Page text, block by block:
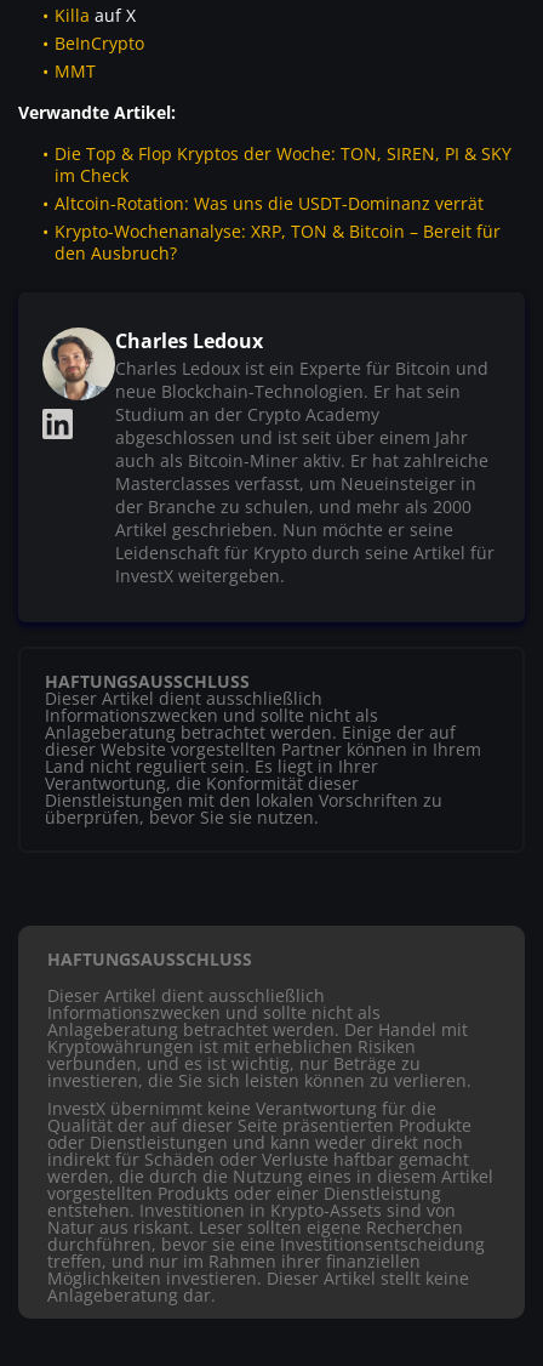
Killa auf X
BeInCrypto
MMT
Verwandte Artikel:
Die Top & Flop Kryptos der Woche: TON, SIREN, PI & SKY
im Check
Altcoin-Rotation: Was uns die USDT-Dominanz verrät
Krypto-Wochenanalyse: XRP, TON & Bitcoin – Bereit für
den Ausbruch?
Charles Ledoux
Charles Ledoux ist ein Experte für Bitcoin und
neue Blockchain-Technologien. Er hat sein
Studium an der Crypto Academy
abgeschlossen und ist seit über einem Jahr
auch als Bitcoin-Miner aktiv. Er hat zahlreiche
Masterclasses verfasst, um Neueinsteiger in
der Branche zu schulen, und mehr als 2000
Artikel geschrieben. Nun möchte er seine
Leidenschaft für Krypto durch seine Artikel für
InvestX weitergeben.
HAFTUNGSAUSSCHLUSS
Dieser Artikel dient ausschließlich
Informationszwecken und sollte nicht als
Anlageberatung betrachtet werden. Einige der auf
dieser Website vorgestellten Partner können in Ihrem
Land nicht reguliert sein. Es liegt in Ihrer
Verantwortung, die Konformität dieser
Dienstleistungen mit den lokalen Vorschriften zu
überprüfen, bevor Sie sie nutzen.
HAFTUNGSAUSSCHLUSS
Dieser Artikel dient ausschließlich
Informationszwecken und sollte nicht als
Anlageberatung betrachtet werden. Der Handel mit
Kryptowährungen ist mit erheblichen Risiken
verbunden, und es ist wichtig, nur Beträge zu
investieren, die Sie sich leisten können zu verlieren.
InvestX übernimmt keine Verantwortung für die
Qualität der auf dieser Seite präsentierten Produkte
oder Dienstleistungen und kann weder direkt noch
indirekt für Schäden oder Verluste haftbar gemacht
werden, die durch die Nutzung eines in diesem Artikel
vorgestellten Produkts oder einer Dienstleistung
entstehen. Investitionen in Krypto-Assets sind von
Natur aus riskant. Leser sollten eigene Recherchen
durchführen, bevor sie eine Investitionsentscheidung
treffen, und nur im Rahmen ihrer finanziellen
Möglichkeiten investieren. Dieser Artikel stellt keine
Anlageberatung dar.